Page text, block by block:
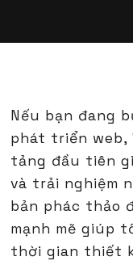
Nếu bạn đang
phát triển web,
tảng đầu tiên
và trải nghiệm
bản phác thảo
mạnh mẽ giúp
thời gian thiết